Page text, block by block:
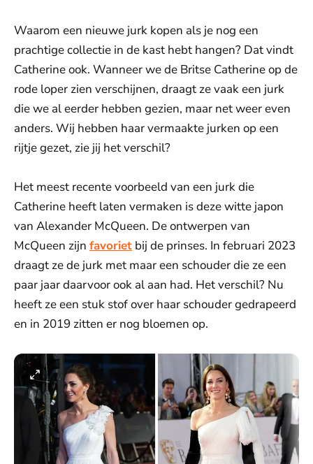
Waarom een nieuwe jurk kopen als je nog een
prachtige collectie in de kast hebt hangen? Dat vindt
Catherine ook. Wanneer we de Britse Catherine op de
rode loper zien verschijnen, draagt ze vaak een jurk
die we al eerder hebben gezien, maar net weer even
anders. Wij hebben haar vermaakte jurken op een
rijtje gezet, zie jij het verschil?
Het meest recente voorbeeld van een jurk die
Catherine heeft laten vermaken is deze witte japon
van Alexander McQueen. De ontwerpen van
McQueen zijn favoriet bij de prinses. In februari 2023
draagt ze de jurk met maar een schouder die ze een
paar jaar daarvoor ook al aan had. Het verschil? Nu
heeft ze een stuk stof over haar schouder gedrapeerd
en in 2019 zitten er nog bloemen op.